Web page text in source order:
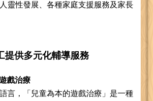
靈性發展、各種家庭支援服務及家長
提供多元化輔導服務
戲治療
言，「兒童為本的遊戲治療」是一種